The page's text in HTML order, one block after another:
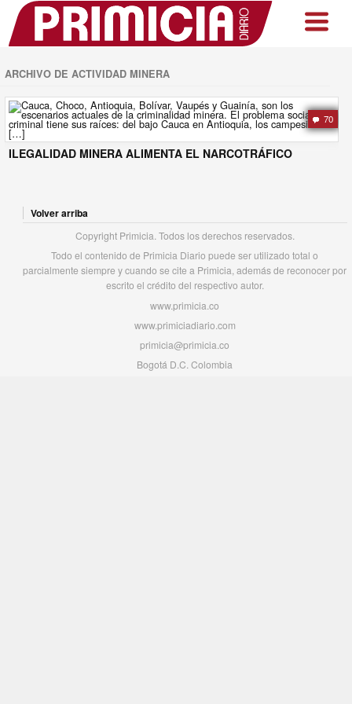
ARCHIVO DE ACTIVIDAD MINERA
70
ILEGALIDAD MINERA ALIMENTA EL NARCOTRÁFICO
Volver arriba
Copyright Primicia. Todos los derechos reservados.
Todo el contenido de Primicia Diario puede ser utilizado total o
parcialmente siempre y cuando se cite a Primicia, además de reconocer por
escrito el crédito del respectivo autor.
www.primicia.co
www.primiciadiario.com
primicia@primicia.co
Bogotá D.C. Colombia